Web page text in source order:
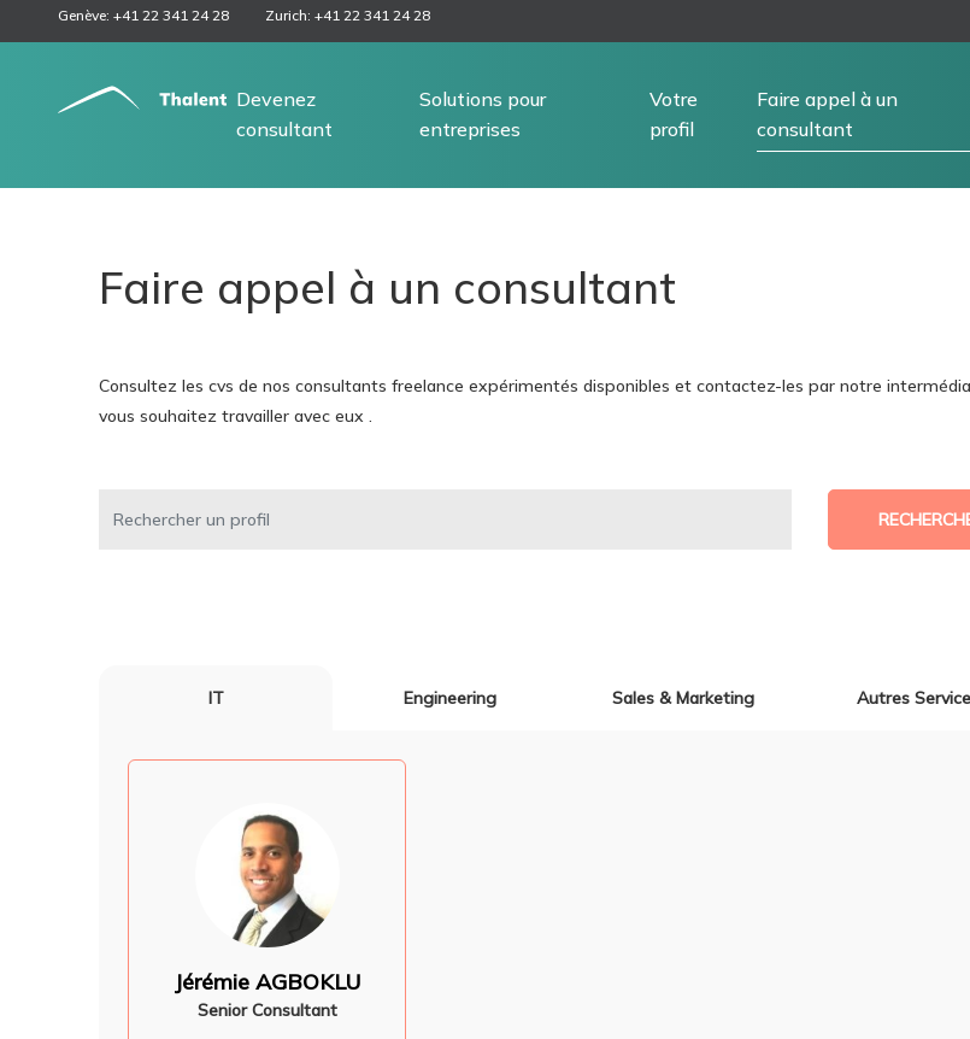
Genève: +41 22 341 24 28 Zurich: +41 22 341 24 28
Devenez
consultant
Solutions pour
entreprises
Votre
profil
Faire appel à un
consultant
Faire appel à un consultant
Consultez les cvs de nos consultants freelance expérimentés disponibles et contactez-les par notre
vous souhaitez travailler avec eux .
IT Engineering Sales & Marketing Autres
Jérémie AGBOKLU
Senior Consultant